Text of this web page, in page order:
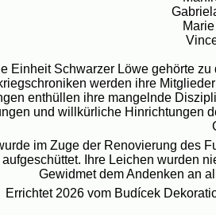
Einheit Schwarzer Löwe gehörte
werden ihre
enthüllen ihre mangelnde
und willkürliche Hinrichtungen
im Zuge der Renovierung des
Ihre Leichen wurden
Gewidmet dem Andenken an
Errichtet 2026 vom Budícek